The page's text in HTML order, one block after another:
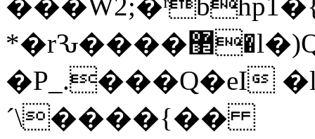
*�rԄ����޲�l�)Q����|�9VbW��
�P_.���Q�eI
´\����{��